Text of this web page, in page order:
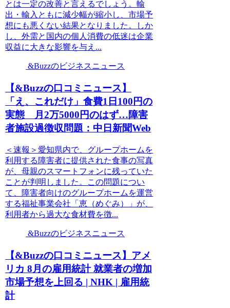
とは一定の改善と言えるでしょう。輸
出・輸入ともに減少幅が縮小し、市場予
想にも悪くない結果となりました。しか
し、外需と国内の個人消費の低迷は企業
収益に大きな影響を与え...
&Buzzのビジネスニュース
【&Buzzの口コミニュース】
「え、これだけ」食費1日100円の
実態 月2万5000円のはず…障害
者施設過徴収問題：中日新聞Web
＜速報＞愛知県内で、グループホームを
利用する障害者に提供された食事の写真
が、母親のスマートフォンに残っていた
ことが判明しました。この問題につい
て、障害者向けのグループホームを運営
する福祉事業会社「恵（めぐみ）」が、
利用者から過大な食材費を徴...
&Buzzのビジネスニュース
【&Buzzの口コミニュース】アメ
リカ 8月の雇用統計 就業者の増加
市場予想を上回る | NHK | 雇用統
計